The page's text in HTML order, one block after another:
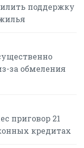
поддержку
за обмеления
приговор 21
кредитах